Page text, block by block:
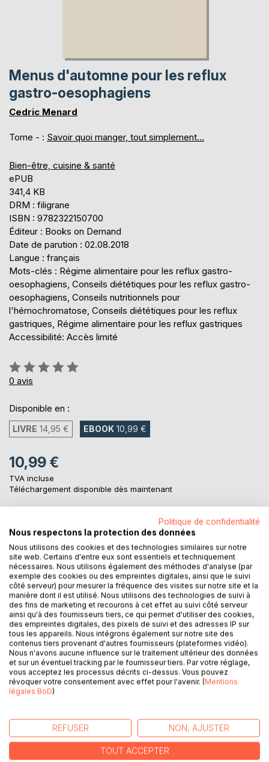
Menus d'automne pour les reflux
gastro-oesophagiens
Cedric Menard
Tome - : Savoir quoi manger, tout simplement...
Bien-être, cuisine & santé
ePUB
341,4 KB
DRM : filigrane
ISBN : 9782322150700
Éditeur : Books on Demand
Date de parution : 02.08.2018
Langue : français
Mots-clés : Régime alimentaire pour les reflux gastro-
oesophagiens, Conseils diététiques pour les reflux gastro-
oesophagiens, Conseils nutritionnels pour
l'hémochromatose, Conseils diététiques pour les reflux
gastriques, Régime alimentaire pour les reflux gastriques
Accessibilité: Accès limité
Évaluation:
0%
0 avis
Disponible en :
LIVRE 14,95 € EBOOK 10,99 €
10,99 €
TVA incluse
Téléchargement disponible dès maintenant
AJOUTER AU PANIER
Ajouter à ma liste d'envies
Laisser un avis
DESCRIPTION
reflux gastro-oesophagiens et il offre aux détenteurs des
ouvrages du même auteur : « Quelle alimentation pour les
reflux gastro-oesophagiens? » et « Recettes et menus
pour les reflux gastro-oesophagiens » un ouvrage
Politique de confidentialité
Nous respectons la protection des données
Nous utilisons des cookies et des technologies similaires sur notre
site web. Certains d'entre eux sont essentiels et techniquement
nécessaires. Nous utilisons également des méthodes d'analyse (par
exemple des cookies ou des empreintes digitales, ainsi que le suivi
côté serveur) pour mesurer la fréquence des visites sur notre site et la
manière dont il est utilisé. Nous utilisons des technologies de suivi à
des fins de marketing et recourons à cet effet au suivi côté serveur
ainsi qu'à des fournisseurs tiers, ce qui permet d'utiliser des cookies,
des empreintes digitales, des pixels de suivi et des adresses IP sur
tous les appareils. Nous intégrons également sur notre site des
contenus tiers provenant d'autres fournisseurs (plateformes vidéo).
Nous n'avons aucune influence sur le traitement ultérieur des données
et sur un éventuel tracking par le fournisseur tiers. Par votre réglage,
vous acceptez les processus décrits ci-dessus. Vous pouvez
révoquer votre consentement avec effet pour l'avenir. (Mentions
légales BoD)
REFUSER NON, AJUSTER
TOUT ACCEPTER